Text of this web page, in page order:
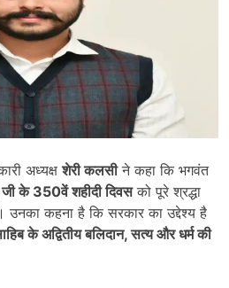
अध्यक्षशेरी कलसीने कहा कि भगवंत
जी के 350वें शहीदी दिवसको पूरे श्रद्धा
उनका कहना है कि सरकार का उद्देश्य है
के अद्वितीय बलिदान,सत्य और धर्म की